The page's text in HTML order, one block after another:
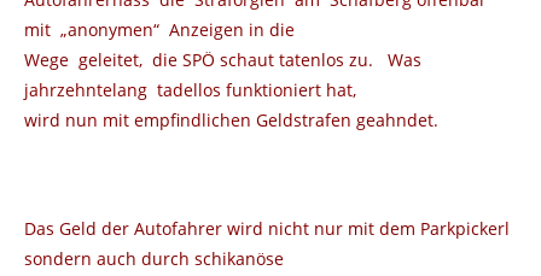
mit „anonymen“ Anzeigen in die
Wege geleitet, die SPÖ schaut tatenlos zu. Was
jahrzehntelang tadellos funktioniert hat,
wird nun mit empfindlichen Geldstrafen geahndet.
Das Geld der Autofahrer wird nicht nur mit dem Parkpickerl
sondern auch durch schikanöse